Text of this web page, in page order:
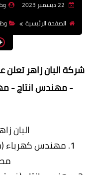
الصفحة الرئيسية
شركة البان زاهر
البان